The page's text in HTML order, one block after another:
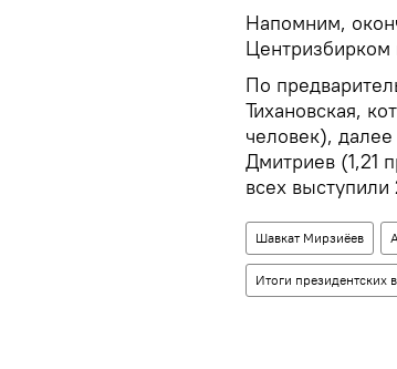
Напомним,
Центризбирком
По
Тихановская,
человек),
Дмитриев (1,21
всех
Шавкат Мирзиёев
Итоги президентских